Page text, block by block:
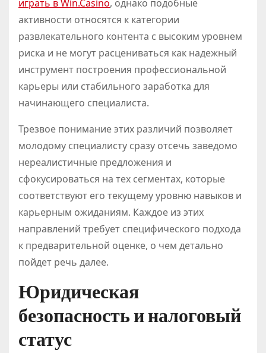
играть в Win.Casino, однако подобные
активности относятся к категории
развлекательного контента с высоким уровнем
риска и не могут расцениваться как надежный
инструмент построения профессиональной
карьеры или стабильного заработка для
начинающего специалиста.
Трезвое понимание этих различий позволяет
молодому специалисту сразу отсечь заведомо
нереалистичные предложения и
сфокусироваться на тех сегментах, которые
соответствуют его текущему уровню навыков и
карьерным ожиданиям. Каждое из этих
направлений требует специфического подхода
к предварительной оценке, о чем детально
пойдет речь далее.
Юридическая
безопасность и налоговый
статус